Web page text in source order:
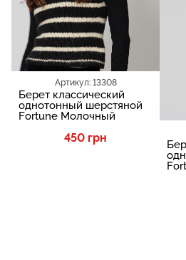
Артикул: 13308
Берет классический
однотонный шерстяной
Fortune Молочный
450 грн